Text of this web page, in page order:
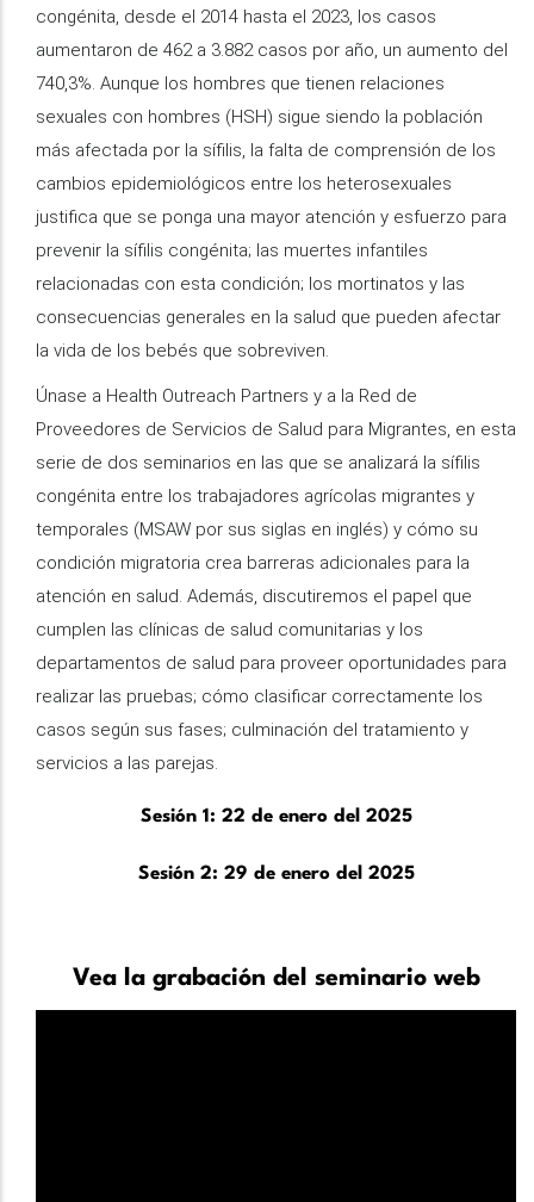
congénita, desde el 2014 hasta el 2023, los casos
aumentaron de 462 a 3.882 casos por año, un aumento del
740,3%. Aunque los hombres que tienen relaciones
sexuales con hombres (HSH) sigue siendo la población
más afectada por la sífilis, la falta de comprensión de los
cambios epidemiológicos entre los heterosexuales
justifica que se ponga una mayor atención y esfuerzo para
prevenir la sífilis congénita; las muertes infantiles
relacionadas con esta condición; los mortinatos y las
consecuencias generales en la salud que pueden afectar
la vida de los bebés que sobreviven.
Únase a Health Outreach Partners y a la Red de
Proveedores de Servicios de Salud para Migrantes, en esta
serie de dos seminarios en las que se analizará la sífilis
congénita entre los trabajadores agrícolas migrantes y
temporales (MSAW por sus siglas en inglés) y cómo su
condición migratoria crea barreras adicionales para la
atención en salud. Además, discutiremos el papel que
cumplen las clínicas de salud comunitarias y los
departamentos de salud para proveer oportunidades para
realizar las pruebas; cómo clasificar correctamente los
casos según sus fases; culminación del tratamiento y
servicios a las parejas.
Sesión 1: 22 de enero del 2025
Sesión 2: 29 de enero del 2025
Vea la grabación del seminario web